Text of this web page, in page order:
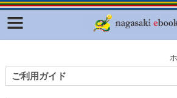
フリーワ
ご利用ガイド
Facebook
東京観光デジタルパンフレットギャ
ラリー（TOKYO Brochures）